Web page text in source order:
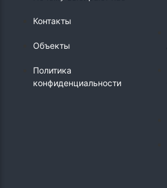
Контакты
Объекты
Политика
конфиденциальности